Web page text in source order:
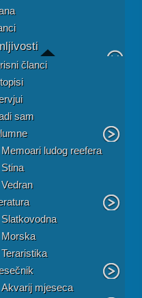
članci
sam
Memoari ludog reefera
Stina
Vedran
Slatkovodna
Morska
Teraristika
Akvarij mjeseca